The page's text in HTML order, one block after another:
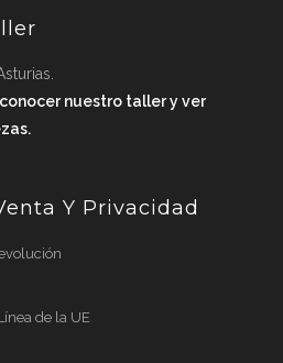
nuestro taller y ver
Y Privacidad
de la UE